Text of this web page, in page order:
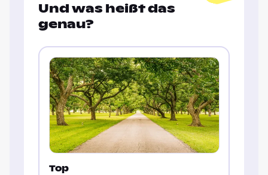
Und was heißt das
genau?
Top